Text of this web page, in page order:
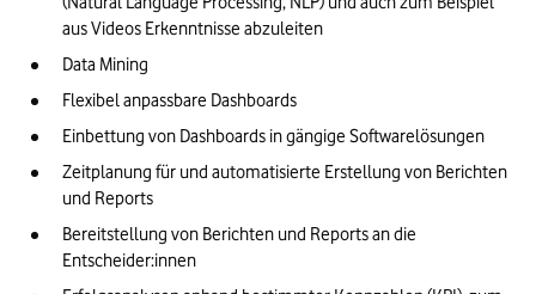
aus Videos Erkenntnisse abzuleiten
Data Mining
Flexibel anpassbare Dashboards
Einbettung von Dashboards in gängige Softwarelösungen
Zeitplanung für und automatisierte Erstellung von Berichten
und Reports
Bereitstellung von Berichten und Reports an die
Entscheider:innen